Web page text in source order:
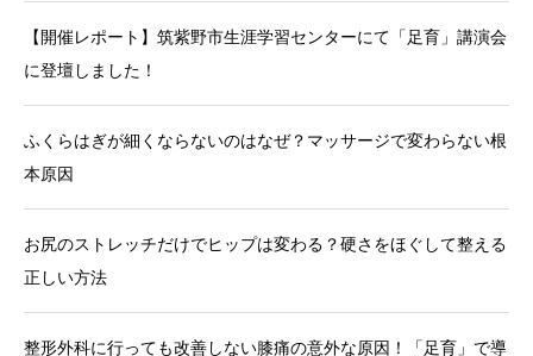
【開催レポート】筑紫野市生涯学習センターにて「足育」講演会
に登壇しました！
ふくらはぎが細くならないのはなぜ？マッサージで変わらない根
本原因
お尻のストレッチだけでヒップは変わる？硬さをほぐして整える
正しい方法
整形外科に行っても改善しない膝痛の意外な原因！「足育」で導